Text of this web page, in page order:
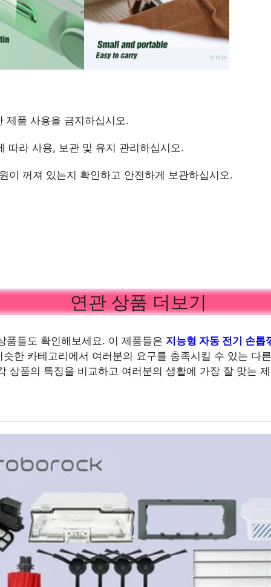
제품 사용을 금지하십시오.
따라 사용, 보관 및 유지 관리하십시오.
이 꺼져 있는지 확인하고 안전하게 보관하십시오.
연관 상품 더보기
품들도 확인해보세요. 이 제품들은 지능형 자동 전기 손톱
슷한 카테고리에서 여러분의 요구를 충족시킬 수 있는 다
상품의 특징을 비교하고 여러분의 생활에 가장 잘 맞는